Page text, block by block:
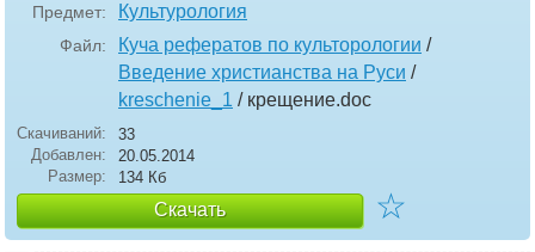
Предмет: Культурология
Файл: Куча рефератов по культорологии /
Введение христианства на Руси /
kreschenie_1 / крещение.doc
Скачиваний:
33
Добавлен:
20.05.2014
Размер:
134 Кб
Скачать ☆